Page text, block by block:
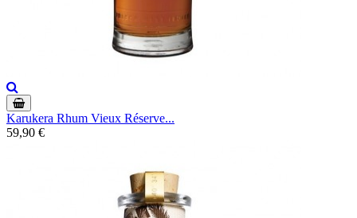
Karukera Rhum Vieux Réserve...
59,90 €